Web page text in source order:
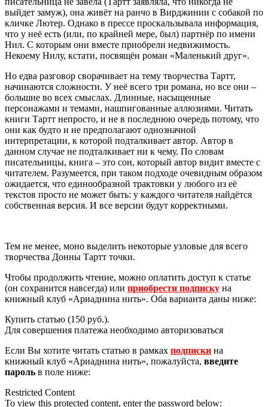
выйдет замуж), она живёт на ранчо в Вирджинии с собакой по
кличке Лютер. Однако в прессе проскальзывала информация,
что у неё есть (или, по крайней мере, был) партнёр по имени
Нил. С которым они вместе приобрели недвижимость.
Некоему Нилу, кстати, посвящён роман «Маленький друг».
Но едва разговор сворачивает на тему творчества Тартт,
начинаются сложности. У неё всего три романа, но все они –
большие во всех смыслах. Длинные, насыщенные
персонажами и темами, нашпигованные аллюзиями. Читать
книги Тартт непросто, и не в последнюю очередь потому, что
они как будто и не предполагают однозначной
интерпретации, к которой подталкивает автор. Автор в
данном случае не подталкивает ни к чему. По словам
писательницы, книга – это сон, который автор видит вместе с
читателем. Разумеется, при таком подходе очевидным образом
ожидается, что единообразной трактовки у любого из её
текстов просто не может быть: у каждого читателя найдётся
собственная версия. И все версии будут корректными.
Тем не менее, моно выделить некоторые узловые для всего
творчества Донны Тартт точки.
Чтобы продолжить чтение, можно оплатить доступ к статье
(он сохранится навсегда) или приобрести подписку на
книжный клуб «Ариаднина нить». Оба варианта даны ниже:
Купить статью (150 руб.).
Для совершения платежа необходимо авторизоваться
Если Вы хотите читать статью в рамках подписки на
книжный клуб «Ариаднина нить», пожалуйста, введите
пароль в поле ниже:
Restricted Content
To view this protected content, enter the password below: